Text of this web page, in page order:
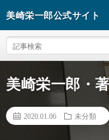
美崎栄一郎公式サイト
美崎栄一郎・
2020.01.06 未分類